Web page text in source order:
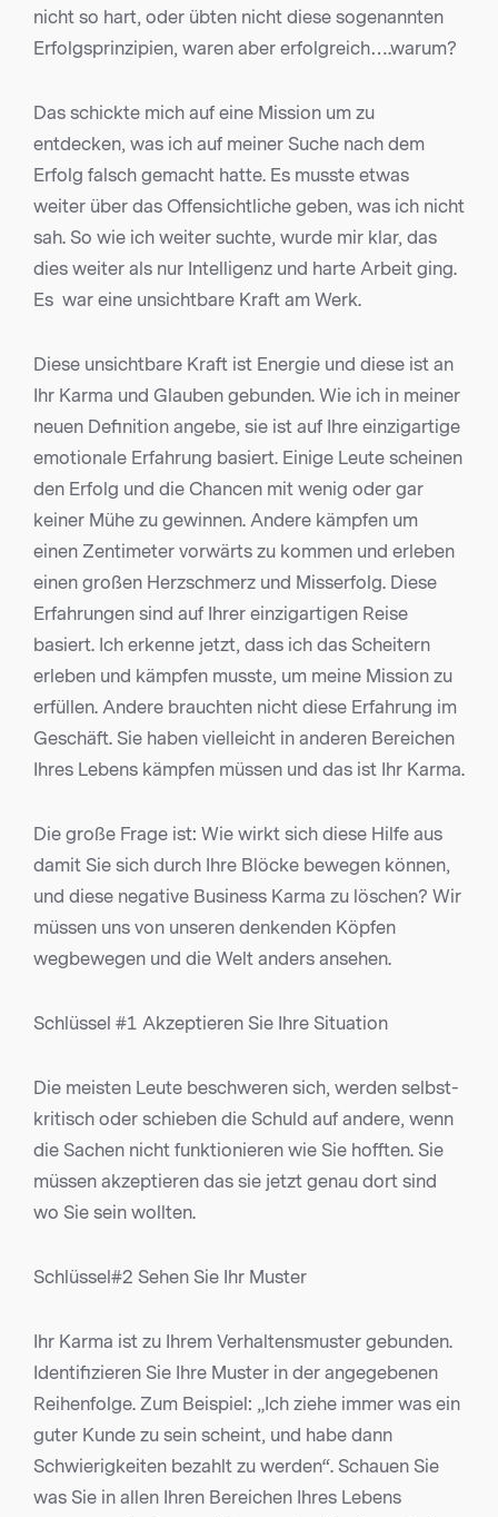
nicht so hart, oder übten nicht diese sogenannten
Erfolgsprinzipien, waren aber erfolgreich….warum?
Das schickte mich auf eine Mission um zu
entdecken, was ich auf meiner Suche nach dem
Erfolg falsch gemacht hatte. Es musste etwas
weiter über das Offensichtliche geben, was ich nicht
sah. So wie ich weiter suchte, wurde mir klar, das
dies weiter als nur Intelligenz und harte Arbeit ging.
Es war eine unsichtbare Kraft am Werk.
Diese unsichtbare Kraft ist Energie und diese ist an
Ihr Karma und Glauben gebunden. Wie ich in meiner
neuen Definition angebe, sie ist auf Ihre einzigartige
emotionale Erfahrung basiert. Einige Leute scheinen
den Erfolg und die Chancen mit wenig oder gar
keiner Mühe zu gewinnen. Andere kämpfen um
einen Zentimeter vorwärts zu kommen und erleben
einen großen Herzschmerz und Misserfolg. Diese
Erfahrungen sind auf Ihrer einzigartigen Reise
basiert. Ich erkenne jetzt, dass ich das Scheitern
erleben und kämpfen musste, um meine Mission zu
erfüllen. Andere brauchten nicht diese Erfahrung im
Geschäft. Sie haben vielleicht in anderen Bereichen
Ihres Lebens kämpfen müssen und das ist Ihr Karma.
Die große Frage ist: Wie wirkt sich diese Hilfe aus
damit Sie sich durch Ihre Blöcke bewegen können,
und diese negative Business Karma zu löschen? Wir
müssen uns von unseren denkenden Köpfen
wegbewegen und die Welt anders ansehen.
Schlüssel #1 Akzeptieren Sie Ihre Situation
Die meisten Leute beschweren sich, werden selbst-
kritisch oder schieben die Schuld auf andere, wenn
die Sachen nicht funktionieren wie Sie hofften. Sie
müssen akzeptieren das sie jetzt genau dort sind
wo Sie sein wollten.
Schlüssel#2 Sehen Sie Ihr Muster
Ihr Karma ist zu Ihrem Verhaltensmuster gebunden.
Identifizieren Sie Ihre Muster in der angegebenen
Reihenfolge. Zum Beispiel: „Ich ziehe immer was ein
guter Kunde zu sein scheint, und habe dann
Schwierigkeiten bezahlt zu werden“. Schauen Sie
was Sie in allen Ihren Bereichen Ihres Lebens